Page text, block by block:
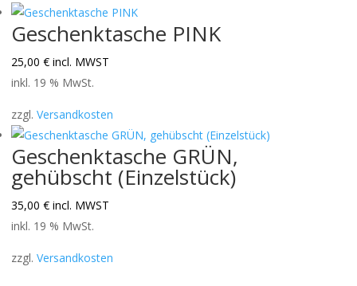
Geschenktasche PINK
25,00 € incl. MWST
inkl. 19 % MwSt.
zzgl. Versandkosten
Geschenktasche GRÜN,
gehübscht (Einzelstück)
35,00 € incl. MWST
inkl. 19 % MwSt.
zzgl. Versandkosten